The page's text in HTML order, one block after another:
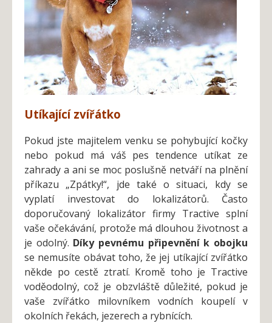
Utíkající zvířátko
Pokud jste majitelem venku se pohybující kočky
nebo pokud má váš pes tendence utíkat ze
zahrady a ani se moc poslušně netváří na plnění
příkazu „Zpátky!“, jde také o situaci, kdy se
vyplatí investovat do lokalizátorů. Často
doporučovaný lokalizátor firmy Tractive splní
vaše očekávání, protože má dlouhou životnost a
je odolný. Díky pevnému připevnění k obojku
se nemusíte obávat toho, že jej utíkající zvířátko
někde po cestě ztratí. Kromě toho je Tractive
voděodolný, což je obzvláště důležité, pokud je
vaše zvířátko milovníkem vodních koupelí v
okolních řekách, jezerech a rybnících.